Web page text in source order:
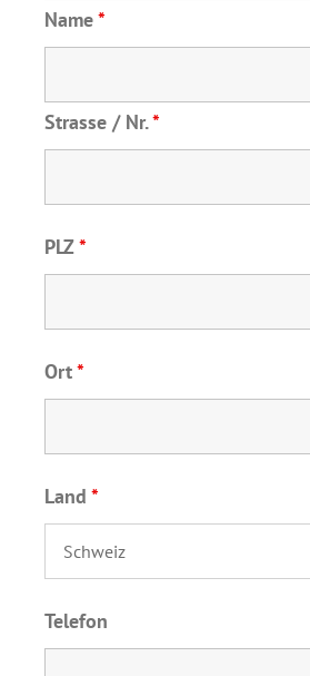
Name*
Strasse / Nr.*
PLZ*
Ort*
Land *
Telefon